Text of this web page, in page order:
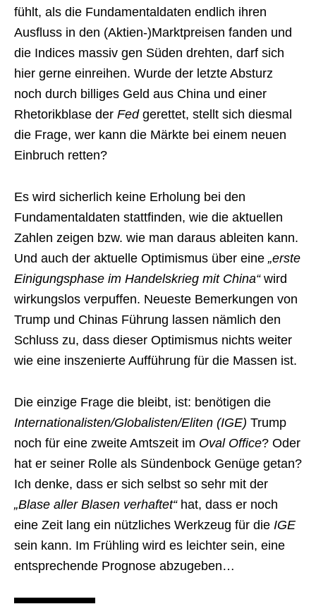
fühlt, als die Fundamentaldaten endlich ihren
Ausfluss in den (Aktien-)Marktpreisen fanden und
die Indices massiv gen Süden drehten, darf sich
hier gerne einreihen. Wurde der letzte Absturz
noch durch billiges Geld aus China und einer
Rhetorikblase der Fedgerettet, stellt sich diesmal
die Frage, wer kann die Märkte bei einem neuen
Einbruch retten?
Es wird sicherlich keine Erholung bei den
Fundamentaldaten stattfinden, wie die aktuellen
Zahlen zeigen bzw. wie man daraus ableiten kann.
Und auch der aktuelle Optimismus über eine „erste
Einigungsphase im Handelskrieg mit China“wird
wirkungslos verpuffen. Neueste Bemerkungen von
Trump und Chinas Führung lassen nämlich den
Schluss zu, dass dieser Optimismus nichts weiter
wie eine inszenierte Aufführung für die Massen ist.
Die einzige Frage die bleibt, ist: benötigen die
Internationalisten/Globalisten/Eliten (IGE) Trump
noch für eine zweite Amtszeit im Oval Office? Oder
hat er seiner Rolle als Sündenbock Genüge getan?
Ich denke, dass er sich selbst so sehr mit der
„Blase aller Blasen verhaftet“hat, dass er noch
eine Zeit lang ein nützliches Werkzeug für die IGE
sein kann. Im Frühling wird es leichter sein, eine
entsprechende Prognose abzugeben…